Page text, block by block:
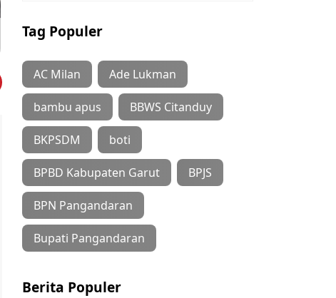
Tag Populer
AC Milan Ade Lukman
bambu apus BBWS Citanduy
BKPSDM boti
BPBD Kabupaten Garut BPJS
BPN Pangandaran
Bupati Pangandaran
Berita Populer